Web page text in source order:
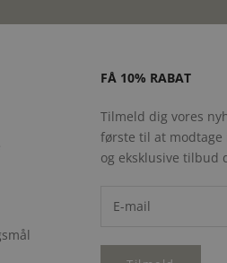
FÅ 10% RABAT
Tilmeld dig vores
første til at
og eksklusive tilbud